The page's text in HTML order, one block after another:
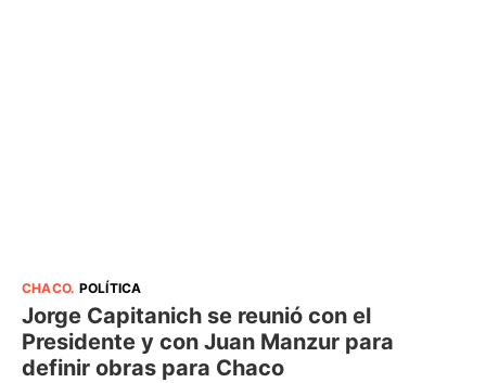
CHACO. POLÍTICA
Jorge Capitanich se reunió con el
Presidente y con Juan Manzur para
definir obras para Chaco